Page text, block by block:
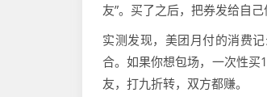
友”。买了之后，把券发给自
实测发现，美团月付的消费
合。如果你想包场，一次性
友，打九折转，双方都赚。